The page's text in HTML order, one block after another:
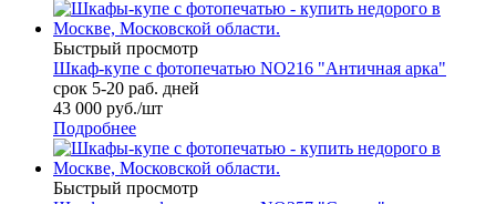
Быстрый просмотр
Шкаф-купе с фотопечатью NO216 "Античная арка"
срок 5-20 раб. дней
43 000 руб./шт
Подробнее
Быстрый просмотр